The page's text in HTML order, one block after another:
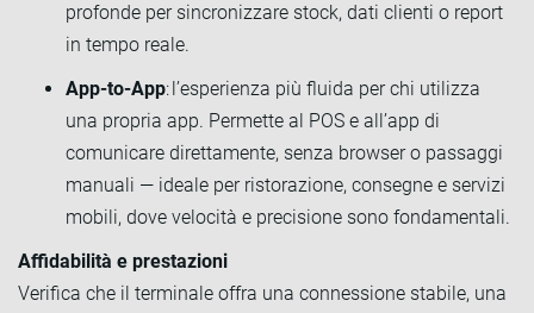
profonde per sincronizzare stock, dati clienti o report
in tempo reale.
App-to-App: l’esperienza più fluida per chi utilizza
una propria app. Permette al POS e all’app di
comunicare direttamente, senza browser o passaggi
manuali — ideale per ristorazione, consegne e servizi
mobili, dove velocità e precisione sono fondamentali.
Affidabilità e prestazioni
Verifica che il terminale offra una connessione stabile, una